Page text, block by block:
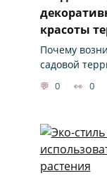
красоты
Почему
садовой
0 0